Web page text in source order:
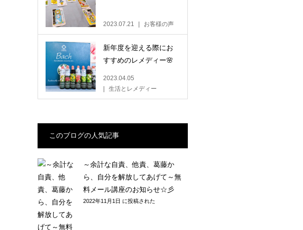
2023.07.21 お客様の声
新年度を迎える際にお
すすめのレメディー🌸
2023.04.05
生活とレメディー
このブログの人気記事
～余計な自責、他責、葛藤か
ら、自分を解放してあげて～無
料メール講座のお知らせ☆彡
2022年11月1日 に投稿された